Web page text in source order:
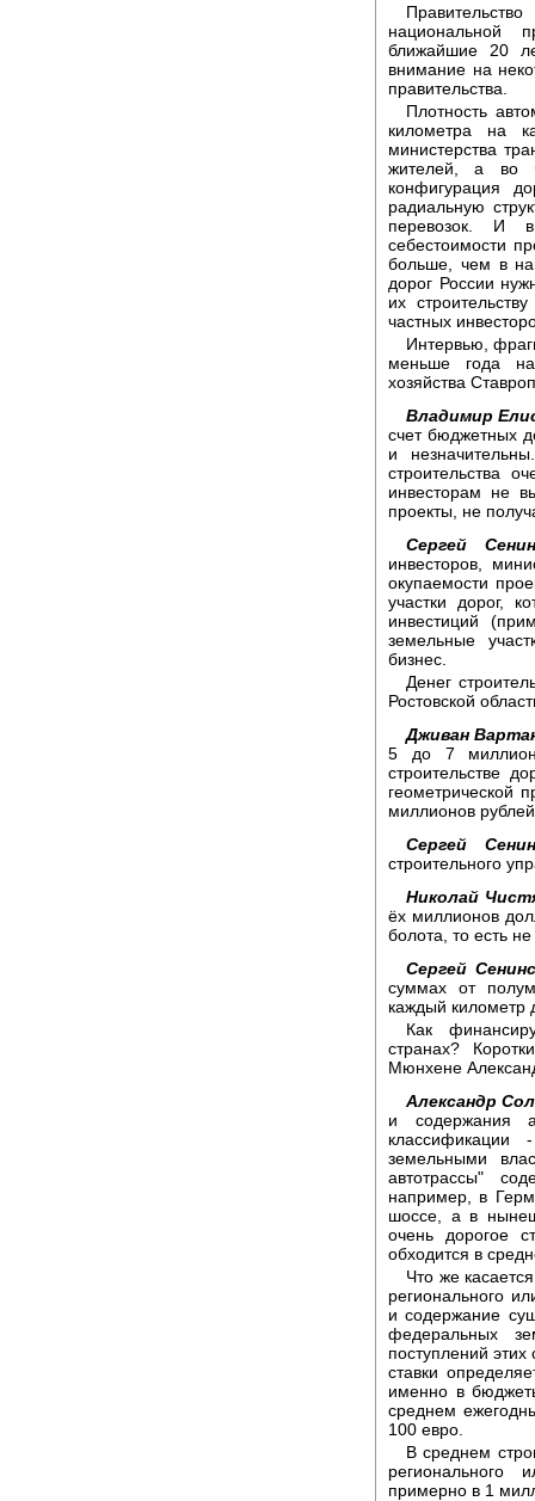
национальной
ближайшие 20
внимание на
правительства.
Плотность
километра на
министерства
жителей, а во
конфигурация
радиальную
перевозок. И
себестоимости
больше, чем в
дорог России
их
частных
Интервью,
меньше года
хозяйства
Владимир
счет бюджетных
и
строительства
инвесторам не
проекты, не
Сергей
инвесторов,
окупаемости
участки дорог,
инвестиций
земельные
бизнес.
Денег
Ростовской
Дживан
5 до 7
строительстве
геометрической
миллионов
Сергей
строительного
Николай
ёх миллионов
болота, то есть
Сергей
суммах от
каждый километр
Как
странах?
Мюнхене
Александр
и содержания
земельными
автотрассы"
например, в
шоссе, а в
очень дорогое
обходится в
Что же
регионального
и содержание
федеральных
поступлений
ставки
именно в
среднем
100 евро.
В среднем
регионального
примерно в 1